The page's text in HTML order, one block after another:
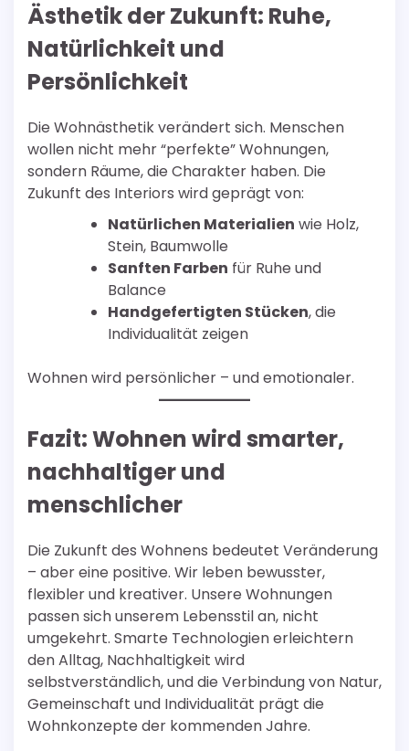
Ästhetik der Zukunft: Ruhe,
Natürlichkeit und
Persönlichkeit
Die Wohnästhetik verändert sich. Menschen
wollen nicht mehr “perfekte” Wohnungen,
sondern Räume, die Charakter haben. Die
Zukunft des Interiors wird geprägt von:
Natürlichen Materialien wie Holz,
Stein, Baumwolle
Sanften Farben für Ruhe und
Balance
Handgefertigten Stücken, die
Individualität zeigen
Wohnen wird persönlicher – und emotionaler.
Fazit: Wohnen wird smarter,
nachhaltiger und
menschlicher
Die Zukunft des Wohnens bedeutet Veränderung
– aber eine positive. Wir leben bewusster,
flexibler und kreativer. Unsere Wohnungen
passen sich unserem Lebensstil an, nicht
umgekehrt. Smarte Technologien erleichtern
den Alltag, Nachhaltigkeit wird
selbstverständlich, und die Verbindung von Natur,
Gemeinschaft und Individualität prägt die
Wohnkonzepte der kommenden Jahre.